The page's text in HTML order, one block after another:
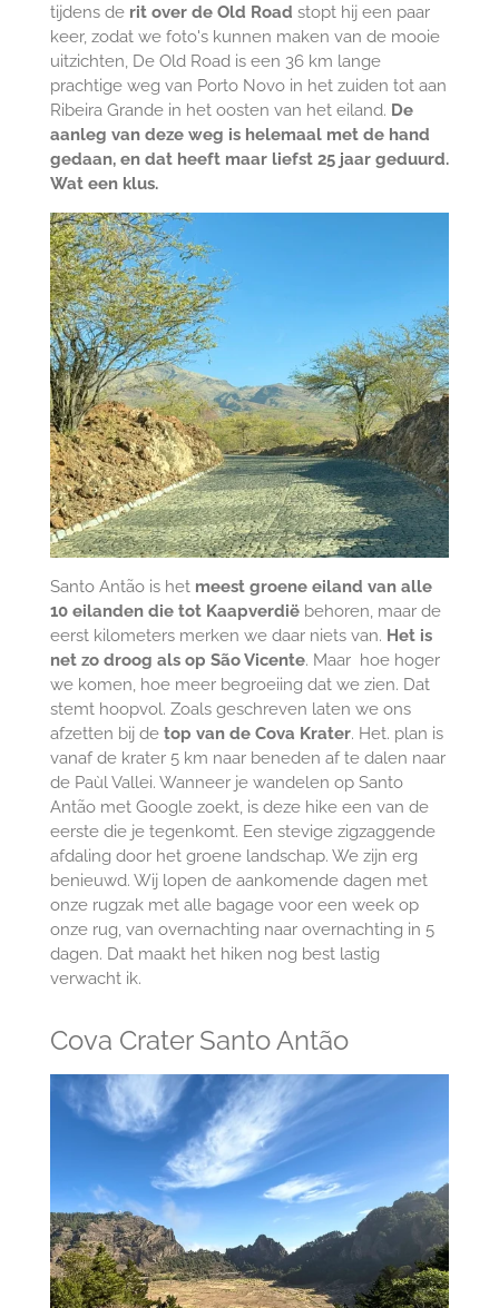
tijdens derit over de Old Road stopt hij een paar
keer, zodat we foto's kunnen maken van de mooie
uitzichten, De Old Road is een 36 km lange
prachtige weg van Porto Novo in het zuiden tot aan
Ribeira Grande in het oosten van het eiland. De
aanleg van deze weg is helemaal met de hand
gedaan, en dat heeft maar liefst 25 jaar geduurd.
Wat een klus.
Santo Antão is het meest groene eiland van alle
10 eilanden die tot Kaapverdiëbehoren, maar de
eerst kilometers merken we daar niets van. Het is
net zo droog als op São Vicente. Maar hoe hoger
we komen, hoe meer begroeiing dat we zien. Dat
stemt hoopvol. Zoals geschreven laten we ons
afzetten bij de top van de Cova Krater. Het. plan is
vanaf de krater 5 km naar beneden af te dalen naar
de Paùl Vallei. Wanneer je wandelen op Santo
Antão met Google zoekt, is deze hike een van de
eerste die je tegenkomt. Een stevige zigzaggende
afdaling door het groene landschap. We zijn erg
benieuwd. Wij lopen de aankomende dagen met
onze rugzak met alle bagage voor een week op
onze rug, van overnachting naar overnachting in 5
dagen. Dat maakt het hiken nog best lastig
verwacht ik.
Cova Crater Santo Antão